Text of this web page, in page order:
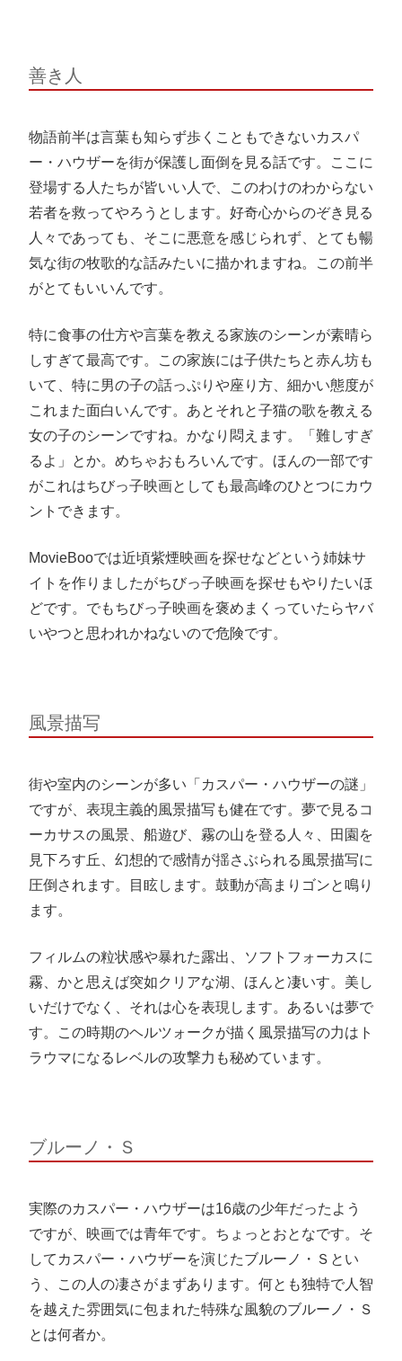
善き人
物語前半は言葉も知らず歩くこともできないカスパ
ー・ハウザーを街が保護し面倒を見る話です。ここに
登場する人たちが皆いい人で、このわけのわからない
若者を救ってやろうとします。好奇心からのぞき見る
人々であっても、そこに悪意を感じられず、とても暢
気な街の牧歌的な話みたいに描かれますね。この前半
がとてもいいんです。
特に食事の仕方や言葉を教える家族のシーンが素晴ら
しすぎて最高です。この家族には子供たちと赤ん坊も
いて、特に男の子の話っぷりや座り方、細かい態度が
これまた面白いんです。あとそれと子猫の歌を教える
女の子のシーンですね。かなり悶えます。「難しすぎ
るよ」とか。めちゃおもろいんです。ほんの一部です
がこれはちびっ子映画としても最高峰のひとつにカウ
ントできます。
MovieBooでは近頃紫煙映画を探せなどという姉妹サ
イトを作りましたがちびっ子映画を探せもやりたいほ
どです。でもちびっ子映画を褒めまくっていたらヤバ
いやつと思われかねないので危険です。
風景描写
街や室内のシーンが多い「カスパー・ハウザーの謎」
ですが、表現主義的風景描写も健在です。夢で見るコ
ーカサスの風景、船遊び、霧の山を登る人々、田園を
見下ろす丘、幻想的で感情が揺さぶられる風景描写に
圧倒されます。目眩します。鼓動が高まりゴンと鳴り
ます。
フィルムの粒状感や暴れた露出、ソフトフォーカスに
霧、かと思えば突如クリアな湖、ほんと凄いす。美し
いだけでなく、それは心を表現します。あるいは夢で
す。この時期のヘルツォークが描く風景描写の力はト
ラウマになるレベルの攻撃力も秘めています。
ブルーノ・Ｓ
実際のカスパー・ハウザーは16歳の少年だったよう
ですが、映画では青年です。ちょっとおとなです。そ
してカスパー・ハウザーを演じたブルーノ・Ｓとい
う、この人の凄さがまずあります。何とも独特で人智
を越えた雰囲気に包まれた特殊な風貌のブルーノ・Ｓ
とは何者か。